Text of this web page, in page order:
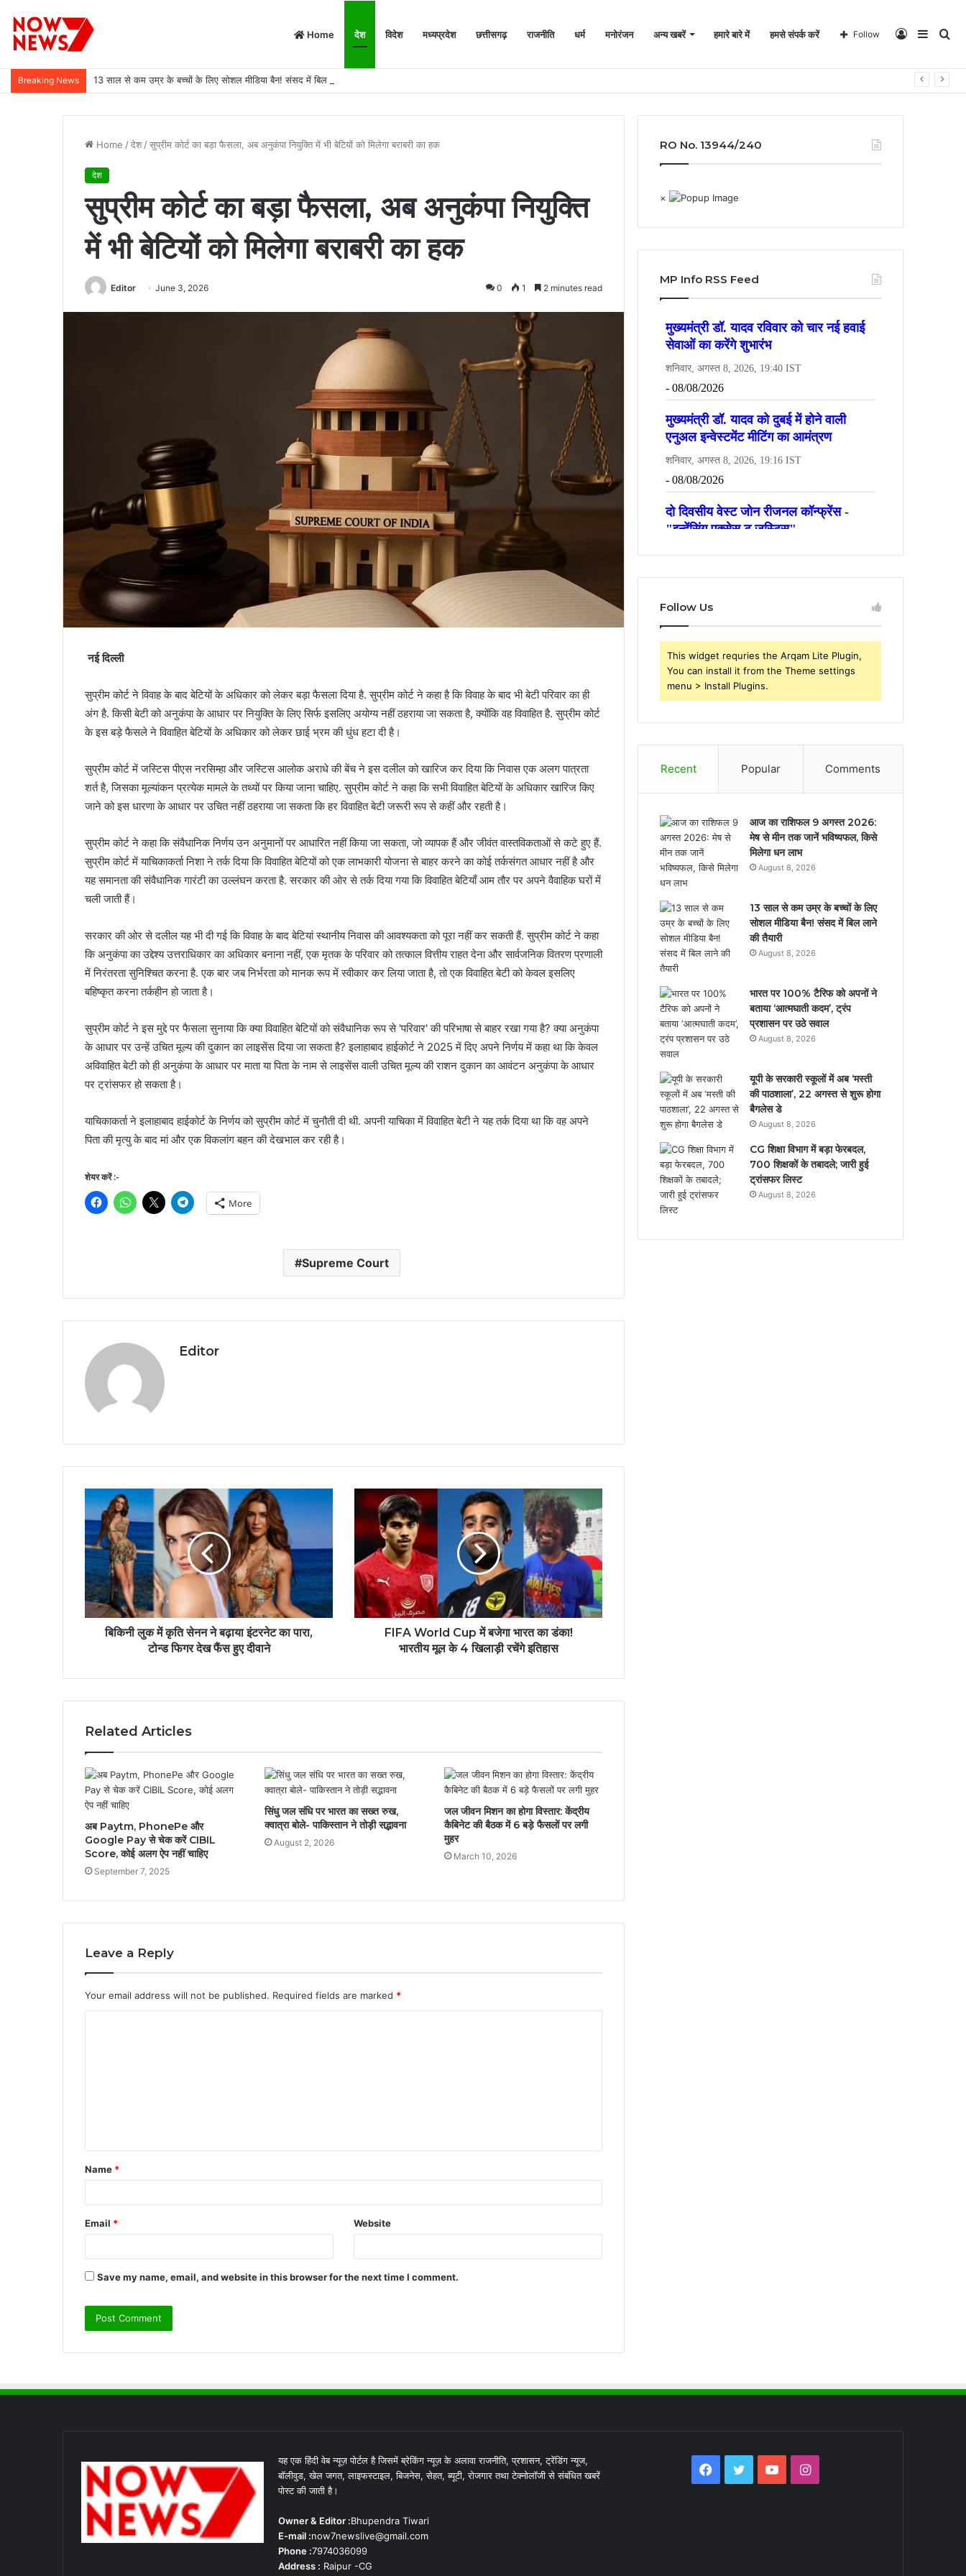
Home देश विदेश मध्यप्रदेश छत्तीसगढ़ राजनीति धर्म मनोरंजन अन्य खबरें हमारे बारे में हमसे संपर्क करें Log
Follow
Breaking News 13 साल से कम उम्र के बच्चों के लिए सोशल मीडिया बैन! संसद में बिल लाने की तैयारी
Home /देश /सुप्रीम कोर्ट का बड़ा फैसला, अब अनुकंपा नियुक्ति में भी बेटियों को मिलेगा बराबरी का हक
देश
सुप्रीम कोर्ट का बड़ा फैसला, अब अनुकंपा नियुक्ति
में भी बेटियों को मिलेगा बराबरी का हक
Editor June 3, 2026 0 1 2 minutes read
नई दिल्ली
सुप्रीम कोर्ट ने विवाह के बाद बेटियों के अधिकार को लेकर बड़ा फैसला दिया है. सुप्रीम कोर्ट ने कहा है कि विवाह के बाद भी बेटी परिवार का ही
अंग है. किसी बेटी को अनुकंपा के आधार पर नियुक्ति के लिए सिर्फ इसलिए अयोग्य नहीं ठहराया जा सकता है, क्योंकि वह विवाहित है. सुप्रीम कोर्ट
के इस बड़े फैसले ने विवाहित बेटियों के अधिकार को लेकर छाई भ्रम की धुंध हटा दी है।
सुप्रीम कोर्ट में जस्टिस पीएस नरसिम्हा और जस्टिस आलोक अराधे की बेंच ने इस दलील को खारिज कर दिया कि निवास एक अलग पात्रता
शर्त है, जिसका मूल्यांकन प्रत्येक मामले के तथ्यों पर किया जाना चाहिए. सुप्रीम कोर्ट ने कहा कि सभी विवाहित बेटियों के अधिकार खारिज किए
जाने को इस धारणा के आधार पर उचित नहीं ठहराया जा सकता कि हर विवाहित बेटी जरूरी रूप से कहीं और रहती है।
सुप्रीम कोर्ट ने कहा कि संवैधानिक निर्णय उन अनुमानों पर आधारित नहीं किया जा सकता, जो व्यापक हैं और जीवंत वास्तविकताओं से कटे हुए हैं.
सुप्रीम कोर्ट में याचिकाकर्ता निशा ने तर्क दिया कि विवाहित बेटियों को एक लाभकारी योजना से बाहर करने का कोई तर्कसंगत आधार नहीं है और
यह समानता की संवैधानिक गारंटी का उल्लंघन करता है. सरकार की ओर से तर्क दिया गया कि विवाहित बेटियाँ आम तौर पर अपने वैवाहिक घरों में
चली जाती हैं।
सरकार की ओर से दलील यह भी दी गई कि विवाह के बाद बेटियां स्थानीय निवास की आवश्यकता को पूरा नहीं कर सकती हैं. सुप्रीम कोर्ट ने कहा
कि अनुकंपा का उद्देश्य उत्तराधिकार का अधिकार बनाना नहीं, एक मृतक के परिवार को तत्काल वित्तीय राहत देना और सार्वजनिक वितरण प्रणाली
में निरंतरता सुनिश्चित करना है. एक बार जब निर्भरता को मानक रूप में स्वीकार कर लिया जाता है, तो एक विवाहित बेटी को केवल इसलिए
बहिष्कृत करना तर्कहीन हो जाता है।
सुप्रीम कोर्ट ने इस मुद्दे पर फैसला सुनाया कि क्या विवाहित बेटियों को संवैधानिक रूप से 'परिवार' की परिभाषा से बाहर रखा गया है? क्या अनुकंपा
के आधार पर उन्हें उचित मूल्य की दुकान का लाइसेंस दिया जा सकता है? इलाहाबाद हाईकोर्ट ने 2025 में दिए अपने निर्णय में कहा था कि केवल
अविवाहित बेटी को ही अनुकंपा के आधार पर माता या पिता के नाम से लाइसेंस वाली उचित मूल्य की राशन दुकान का आवंटन अनुकंपा के आधार
पर ट्रांसफर हो सकता है।
याचिकाकर्ता ने इलाहाबाद हाईकोर्ट के निर्णय को सुप्रीम कोर्ट में चुनौती दी थी. अपनी याचिका में विवाहित बेटी ने यह तर्क दिया था कि वह अपने
पिता की मृत्यु के बाद मां और एक विकलांग बहन की देखभाल कर रही है।
शेयर करें :-
More
Supreme Court
Editor
बिकिनी लुक में कृति सेनन ने बढ़ाया इंटरनेट का पारा,
टोन्ड फिगर देख फैंस हुए दीवाने
FIFA World Cup में बजेगा भारत का डंका!
भारतीय मूल के 4 खिलाड़ी रचेंगे इतिहास
Related Articles
अब Paytm, PhonePe और
Google Pay से चेक करें CIBIL
Score, कोई अलग ऐप नहीं चाहिए
September 7, 2025
सिंधु जल संधि पर भारत का सख्त रुख,
क्वात्रा बोले- पाकिस्तान ने तोड़ी सद्भावना
August 2, 2026
जल जीवन मिशन का होगा विस्तार: केंद्रीय
कैबिनेट की बैठक में 6 बड़े फैसलों पर लगी
मुहर
March 10, 2026
Leave a Reply
Your email address will not be published. Required fields are marked *
t
*
Name *
Email * Website
Save my name, email, and website in this browser for the next time I comment.
RO No. 13944/240
×
MP Info RSS Feed
Follow Us
This widget requries the Arqam Lite Plugin,
You can install it from the Theme settings
menu > Install Plugins.
Recent Popular Comments
आज का राशिफल 9 अगस्त 2026:
मेष से मीन तक जानें भविष्यफल, किसे
मिलेगा धन लाभ
August 8, 2026
13 साल से कम उम्र के बच्चों के लिए
सोशल मीडिया बैन! संसद में बिल लाने
की तैयारी
August 8, 2026
भारत पर 100% टैरिफ को अपनों ने
बताया ‘आत्मघाती कदम’, ट्रंप
प्रशासन पर उठे सवाल
August 8, 2026
यूपी के सरकारी स्कूलों में अब ‘मस्ती
की पाठशाला’, 22 अगस्त से शुरू होगा
बैगलेस डे
August 8, 2026
CG शिक्षा विभाग में बड़ा फेरबदल,
700 शिक्षकों के तबादले; जारी हुई
ट्रांसफर लिस्ट
August 8, 2026
यह एक हिंदी वेब न्यूज़ पोर्टल है जिसमें ब्रेकिंग न्यूज़ के अलावा राजनीति, प्रशासन, ट्रेंडिंग न्यूज,
बॉलीवुड, खेल जगत, लाइफस्टाइल, बिजनेस, सेहत, ब्यूटी, रोजगार तथा टेक्नोलॉजी से संबंधित खबरें
पोस्ट की जाती है।
Owner & Editor :Bhupendra Tiwari
E-mail :now7newslive@gmail.com
Phone :7974036099
Address : Raipur -CG
Facebook
TwitterYouTubeInstagram